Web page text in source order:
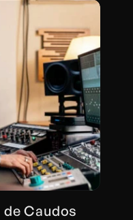
Cau­dos